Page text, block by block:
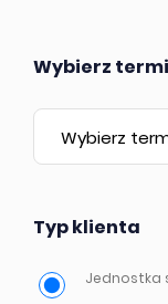
Wybierz
Typ klienta
Jednostka